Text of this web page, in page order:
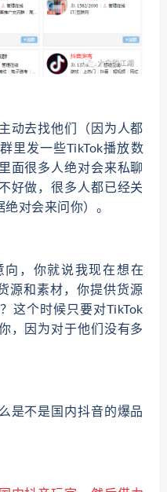
动去找他们（因为人都
里发一些TikTok播放数
面很多人绝对会来私聊
好做，很多人都已经关
对会来问你）。
，你就说我现在想在
源和素材，你提供货源
这个时候只要对TikTok
，因为对于他们没有多
是不是国内抖音的爆品